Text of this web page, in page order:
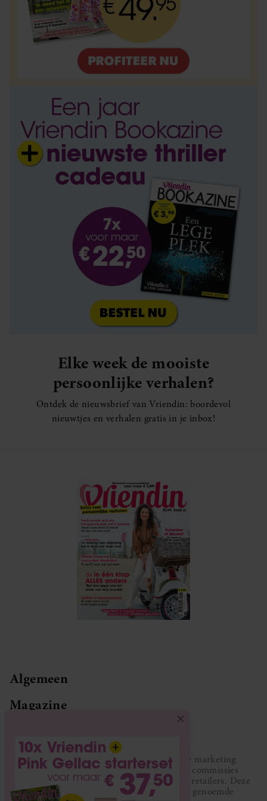
Elke week de mooiste
persoonlijke verhalen?
Ontdek de nieuwsbrief van Vriendin: boordevol
nieuwtjes en verhalen gratis in je inbox!
Algemeen
Magazine
Vriendin participeert in diverse affiliate marketing
programma’s, dat houdt in dat Vriendin commissies
ontvangt voor aankopen middels links van retailers. Deze
website wordt niet gesponsord door de genoemde